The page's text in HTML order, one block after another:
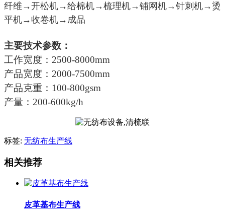
纤维 →开松机→给棉机→梳理机→铺网机→针刺机→烫
平机→收卷机→成品
主要技术参数：
工作宽度： 2500-8000mm
产品宽度： 2000-7500mm
产品克重： 100-800gsm
产量： 200-600kg/h
标签: 无纺布生产线
相关推荐
皮革基布生产线